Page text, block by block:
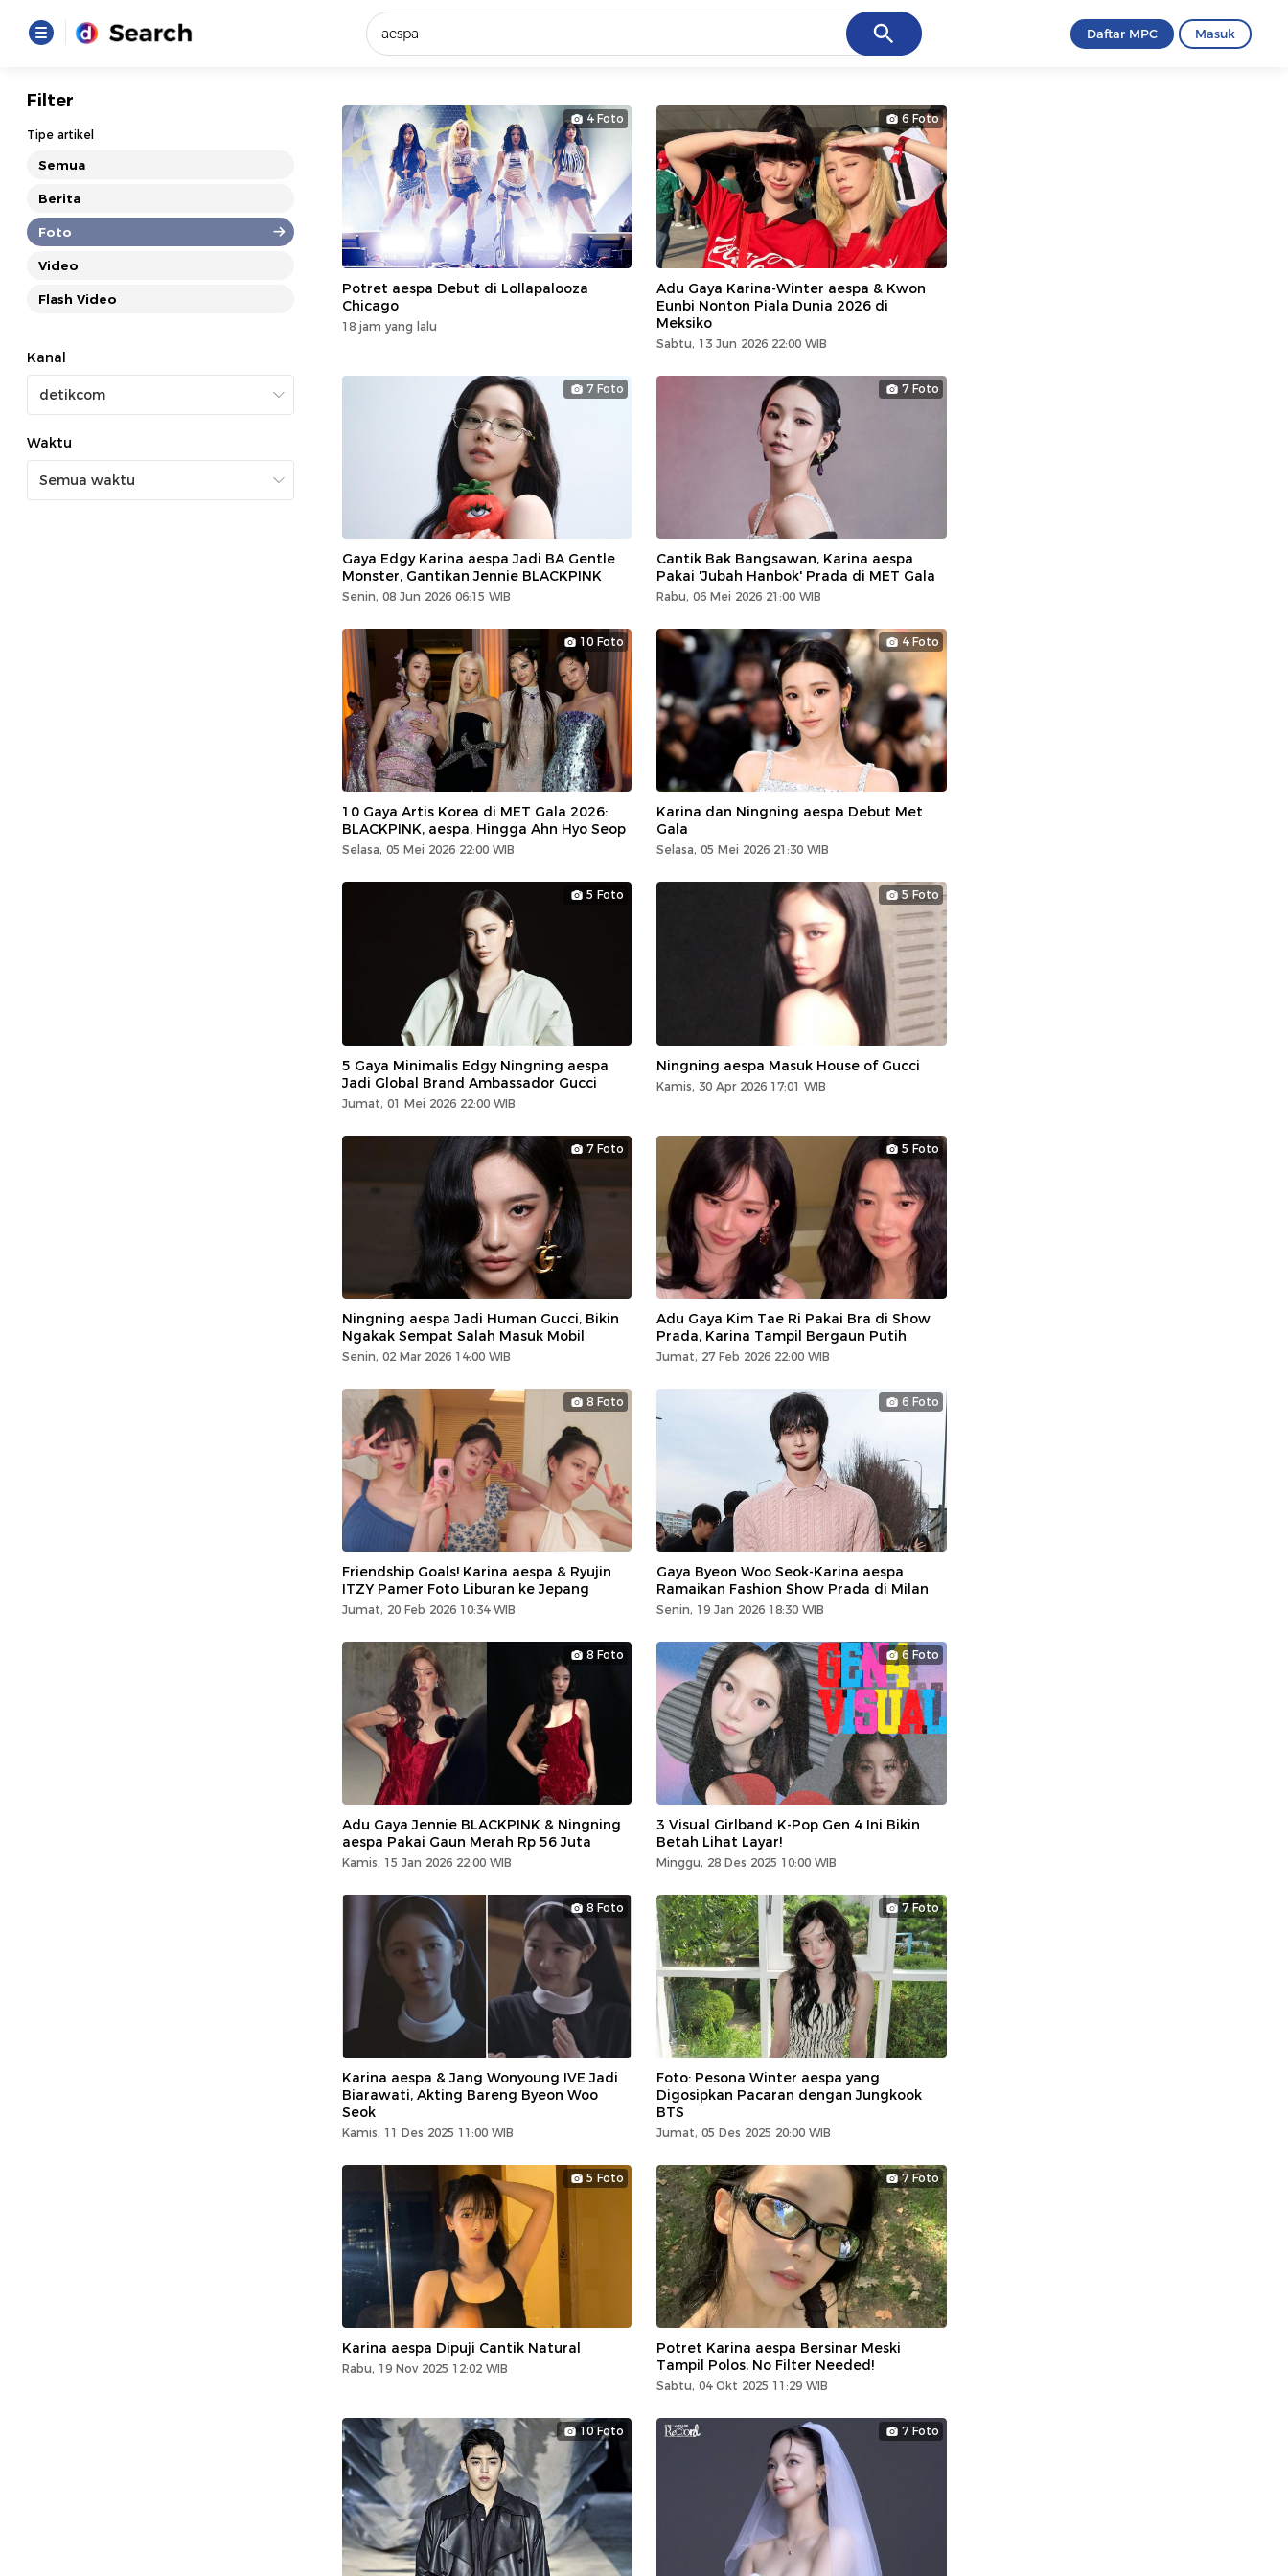
Cancel
Loading...
Promoted
Terakhir yang dicari
Loading...
Daftar MPC Masuk
Filter
Tipe artikel
Semua
Berita
Foto
Video
Flash Video
Kanal
Waktu
4 Foto
Potret aespa Debut di Lollapalooza
Chicago
18 jam yang lalu
6 Foto
Adu Gaya Karina-Winter aespa & Kwon
Eunbi Nonton Piala Dunia 2026 di
Meksiko
Sabtu, 13 Jun 2026 22:00 WIB
7 Foto
Gaya Edgy Karina aespa Jadi BA Gentle
Monster, Gantikan Jennie BLACKPINK
Senin, 08 Jun 2026 06:15 WIB
7 Foto
Cantik Bak Bangsawan, Karina aespa
Pakai 'Jubah Hanbok' Prada di MET Gala
Rabu, 06 Mei 2026 21:00 WIB
10 Foto
10 Gaya Artis Korea di MET Gala 2026:
BLACKPINK, aespa, Hingga Ahn Hyo Seop
Selasa, 05 Mei 2026 22:00 WIB
4 Foto
Karina dan Ningning aespa Debut Met
Gala
Selasa, 05 Mei 2026 21:30 WIB
5 Foto
5 Gaya Minimalis Edgy Ningning aespa
Jadi Global Brand Ambassador Gucci
Jumat, 01 Mei 2026 22:00 WIB
5 Foto
Ningning aespa Masuk House of Gucci
Kamis, 30 Apr 2026 17:01 WIB
7 Foto
Ningning aespa Jadi Human Gucci, Bikin
Ngakak Sempat Salah Masuk Mobil
Senin, 02 Mar 2026 14:00 WIB
5 Foto
Adu Gaya Kim Tae Ri Pakai Bra di Show
Prada, Karina Tampil Bergaun Putih
Jumat, 27 Feb 2026 22:00 WIB
8 Foto
Friendship Goals! Karina aespa & Ryujin
ITZY Pamer Foto Liburan ke Jepang
Jumat, 20 Feb 2026 10:34 WIB
6 Foto
Gaya Byeon Woo Seok-Karina aespa
Ramaikan Fashion Show Prada di Milan
Senin, 19 Jan 2026 18:30 WIB
8 Foto
Adu Gaya Jennie BLACKPINK & Ningning
aespa Pakai Gaun Merah Rp 56 Juta
Kamis, 15 Jan 2026 22:00 WIB
6 Foto
3 Visual Girlband K-Pop Gen 4 Ini Bikin
Betah Lihat Layar!
Minggu, 28 Des 2025 10:00 WIB
8 Foto
Karina aespa & Jang Wonyoung IVE Jadi
Biarawati, Akting Bareng Byeon Woo
Seok
Kamis, 11 Des 2025 11:00 WIB
7 Foto
Foto: Pesona Winter aespa yang
Digosipkan Pacaran dengan Jungkook
BTS
Jumat, 05 Des 2025 20:00 WIB
5 Foto
Karina aespa Dipuji Cantik Natural
Rabu, 19 Nov 2025 12:02 WIB
7 Foto
Potret Karina aespa Bersinar Meski
Tampil Polos, No Filter Needed!
Sabtu, 04 Okt 2025 11:29 WIB
10 Foto 7 Foto